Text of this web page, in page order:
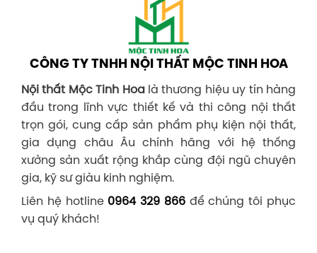
CÔNG TY TNHH NỘI THẤT MỘC TINH HOA
Nội thất Mộc Tinh Hoalà thương hiệu uy tín hàng
đầu trong lĩnh vực thiết kế và thi công nội thất
trọn gói, cung cấp sản phẩm phụ kiện nội thất,
gia dụng châu Âu chính hãng với hệ thống
xưởng sản xuất rộng khắp cùng đội ngũ chuyên
gia, kỹ sư giàu kinh nghiệm.
Liên hệ hotline 0964 329 866để chúng tôi phục
vụ quý khách!